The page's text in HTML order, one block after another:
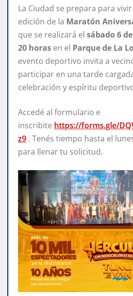
La Ciudad se prepara para
edición de la Maratón
que se realizará el sábado 6
20 horas en el Parque de La
evento deportivo invita a
participar en una tarde
celebración y espíritu
Accedé al formulario e
inscribite https://forms.gle/
z9 . Tenés tiempo hasta el
para llenar tu solicitud.